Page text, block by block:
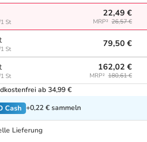
St
22,49 €
MRP² 26,57 €
St
79,50 €
St
162,02 €
MRP² 180,61 €
ab 34,99 €
Cash +0,22 € sammeln
Lieferung